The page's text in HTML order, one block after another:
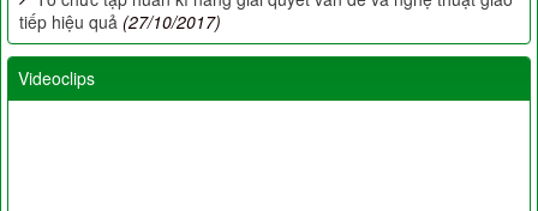
tiếp hiệu quả (27/10/2017)
Videoclips